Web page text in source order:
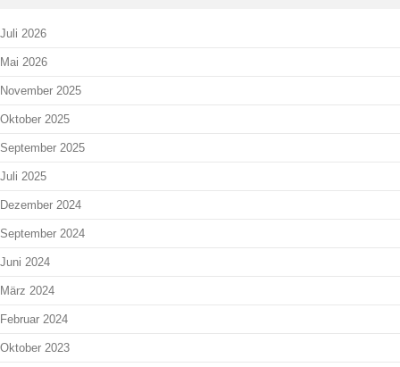
Juli 2026
Mai 2026
November 2025
Oktober 2025
September 2025
Juli 2025
Dezember 2024
September 2024
Juni 2024
März 2024
Februar 2024
Oktober 2023